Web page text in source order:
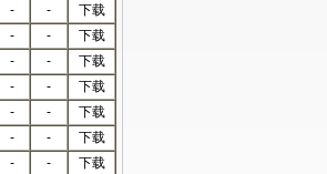
- -
下载
- -
下载
- -
下载
- -
下载
- -
下载
- -
下载
- -
下载